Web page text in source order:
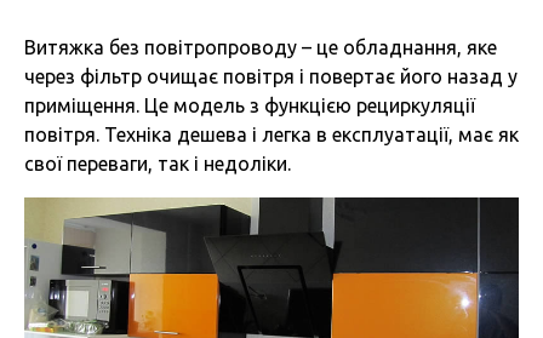
Витяжка без повітропроводу – це обладнання, яке
через фільтр очищає повітря і повертає його назад у
приміщення. Це модель з функцією рециркуляції
повітря. Техніка дешева і легка в експлуатації, має як
свої переваги, так і недоліки.